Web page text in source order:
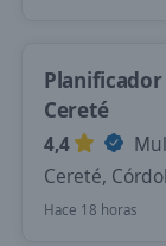
Cereté
4,4
Cereté,
Hace 18 horas